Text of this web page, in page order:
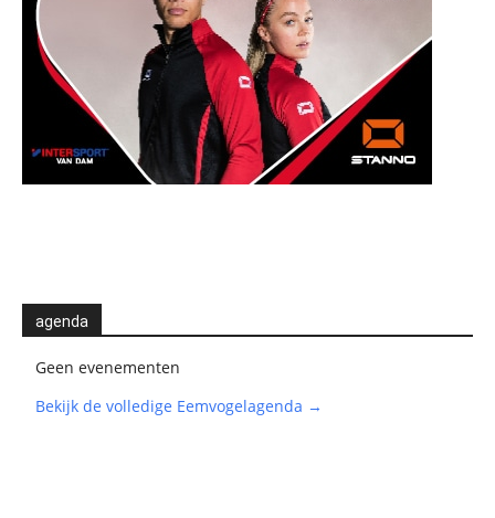
agenda
Geen evenementen
Bekijk de volledige Eemvogelagenda →